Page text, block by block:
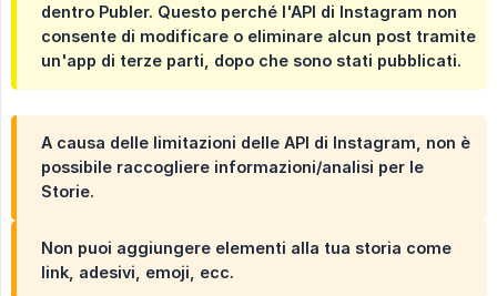
dentro Publer. Questo perché l'API di Instagram non
consente di modificare o eliminare alcun post tramite
un'app di terze parti, dopo che sono stati pubblicati.
A causa delle limitazioni delle API di Instagram, non è
possibile raccogliere informazioni/analisi per le
Storie.
Non puoi aggiungere elementi alla tua storia come
link, adesivi, emoji, ecc.